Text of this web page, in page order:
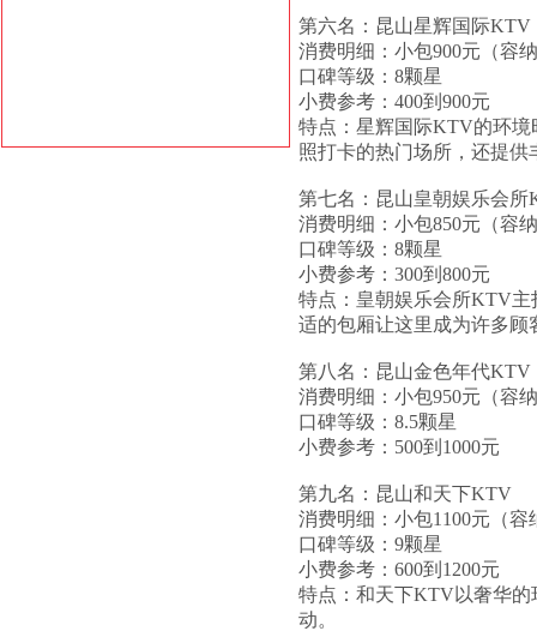
第六名：昆山星辉国际KTV
消费明细：小包900元（容
口碑等级：8颗星
小费参考：400到900元
特点：星辉国际KTV的环
照打卡的热门场所，还提
第七名：昆山皇朝娱乐会所
消费明细：小包850元（容
口碑等级：8颗星
小费参考：300到800元
特点：皇朝娱乐会所KTV
适的包厢让这里成为许多顾
第八名：昆山金色年代KTV
消费明细：小包950元（容
口碑等级：8.5颗星
小费参考：500到1000元
第九名：昆山和天下KTV
消费明细：小包1100元（容
口碑等级：9颗星
小费参考：600到1200元
特点：和天下KTV以奢华
动。